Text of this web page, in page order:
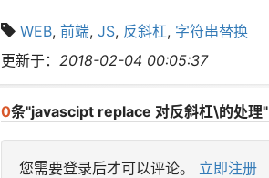
WEB, 前端, JS, 反斜杠, 字符串替换
更新于： 2018-02-04 00:05:37
0条"javascipt replace 对反斜杠\的处理
您需要登录后才可以评论。 立即注册